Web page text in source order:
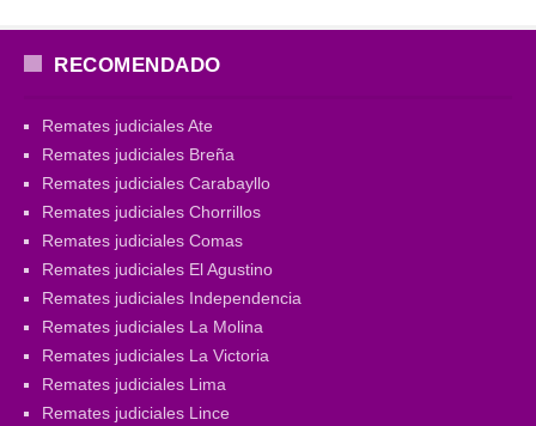
RECOMENDADO
Remates judiciales Ate
Remates judiciales Breña
Remates judiciales Carabayllo
Remates judiciales Chorrillos
Remates judiciales Comas
Remates judiciales El Agustino
Remates judiciales Independencia
Remates judiciales La Molina
Remates judiciales La Victoria
Remates judiciales Lima
Remates judiciales Lince